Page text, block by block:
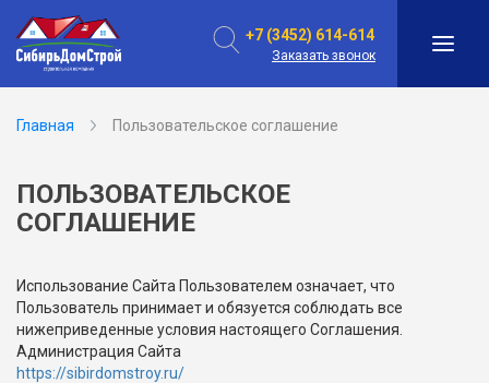
+7 (3452) 614-614
Заказать звонок
Главная Пользовательское соглашение
ПОЛЬЗОВАТЕЛЬСКОЕ
СОГЛАШЕНИЕ
Использование Сайта Пользователем означает, что
Пользователь принимает и обязуется соблюдать все
нижеприведенные условия настоящего Соглашения.
Администрация Сайта
https://sibirdomstroy.ru/